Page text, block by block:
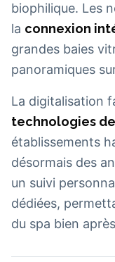
biophilique. Les
la connexion
grandes baies
panoramiques
La digitalisation
technologies
établissements
désormais des
un suivi
dédiées,
du spa bien